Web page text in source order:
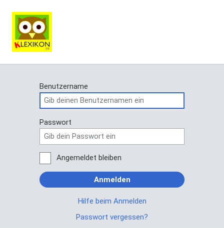
Benutzername
Passwort
Angemeldet bleiben
Anmelden
Hilfe beim Anmelden
Passwort vergessen?